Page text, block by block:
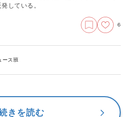
している。
6
ース班
きを読む